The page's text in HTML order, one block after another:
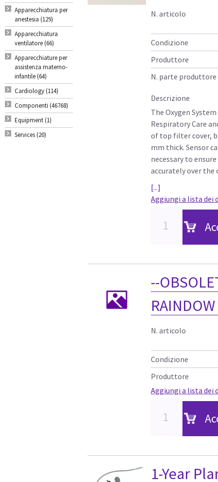
Apparecchiatura per
anestesia (129)
Apparecchiatura
ventilatore (66)
Apparecchiature per
assistenza materno-
infantile (64)
Cardiology (114)
Componenti (46768)
Equipment (1)
Services (20)
N. articolo
Condizione
Produttore
N. parte produttore
Descrizione
The Oxygen
Respiratory Care
of top filter cover,
mm thick. Sensor
necessary to
accurately over the
[...]
Aggiungi a lista dei
--
N. articolo
Condizione
Produttore
Aggiungi a lista dei
1-Year